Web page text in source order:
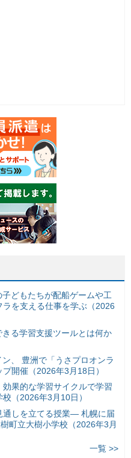
どもたちが配船ゲームや工
を支える仕事を学ぶ（2026
きる学習支援ツールとは何か
、 豊洲で「うさプロオンラ
開催（2026年3月18日）
果的な学習サイクルで学習
（2026年3月10日）
通しを立てる授業— 札幌に届
町立大樹小学校（2026年3月
一覧 >>